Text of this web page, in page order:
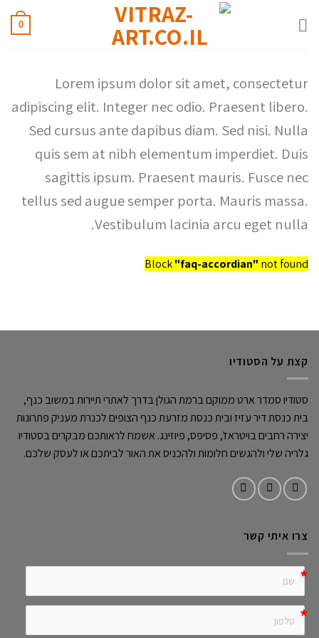
0
Lorem ipsum dolor sit amet, consectetur
adipiscing elit. Integer nec odio. Praesent libero.
Sed cursus ante dapibus diam. Sed nisi. Nulla
quis sem at nibh elementum imperdiet. Duis
sagittis ipsum. Praesent mauris. Fusce nec
tellus sed augue semper porta. Mauris massa.
Vestibulum lacinia arcu eget nulla.
Block"faq-accordian" not found
קצת על הסטודיו
סטודיו סמדר ארט ממוקם ברמת הגולן בדרך לאתרי תיירות במשוב כנף,
בית כנסת דיר עזיז ובית כנסת מזרעת כנף הצופים לכנרת מעניק פתרונות
יצירה רחבים בויטראז', פסיפס, פיוזינג. אשמח לראותכם מבקרים בסטודיו
גלריה שלי ולהגשים חלומות ולהכניס את האור לביתכם או לעסק שלכם.
צרו איתי קשר